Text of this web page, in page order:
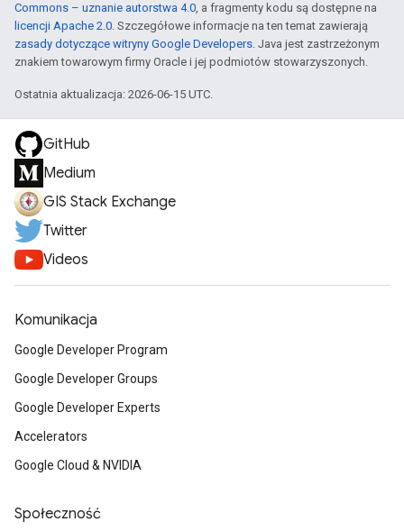
Commons – uznanie autorstwa 4.0, a fragmenty kodu są dostępne na
licencji Apache 2.0. Szczegółowe informacje na ten temat zawierają
zasady dotyczące witryny Google Developers. Java jest zastrzeżonym
znakiem towarowym firmy Oracle i jej podmiotów stowarzyszonych.
Ostatnia aktualizacja: 2026-06-15 UTC.
GitHub
Medium
GIS Stack Exchange
Twitter
Videos
Komunikacja
Google Developer Program
Google Developer Groups
Google Developer Experts
Accelerators
Google Cloud & NVIDIA
Społeczność